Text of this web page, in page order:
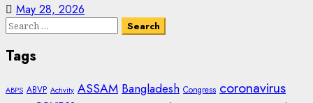
May 28, 2026
Search
Tags
ABPS ABVP Activity ASSAM Bangladesh Congress coronavirus